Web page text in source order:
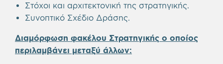
Στόχοι και αρχιτεκτονική της στρατηγικής.
Συνοπτικό Σχέδιο Δράσης.
Διαμόρφωση φακέλου Στρατηγικής ο οποίος
περιλαμβάνει μεταξύ άλλων: